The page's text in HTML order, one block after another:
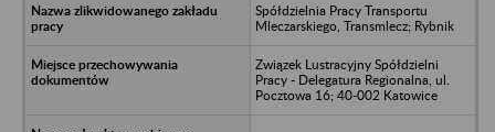
Spółdzielnia Pracy Transportu
Mleczarskiego, Transmlecz; Rybnik
Związek Lustracyjny Spółdzielni
Pracy - Delegatura Regionalna, ul.
Pocztowa 16; 40-002 Katowice